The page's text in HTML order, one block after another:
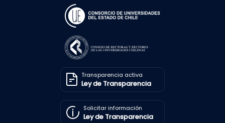
Transparencia activa
Ley de Transparencia
Solicitar información
Ley de Transparencia